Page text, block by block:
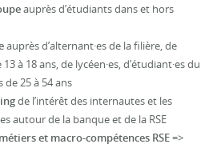
auprès d’étudiants dans et hors
auprès d’alternant·es de la filière, de
à 18 ans, de lycéen·es, d’étudiant·es du
de 25 à 54 ans
de l’intérêt des internautes et les
autour de la banque et de la RSE
et macro-compétences RSE=>